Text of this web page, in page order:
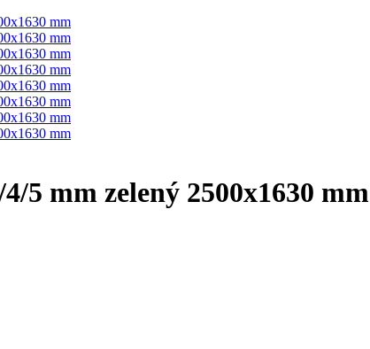
5 mm zelený 2500x1630 mm